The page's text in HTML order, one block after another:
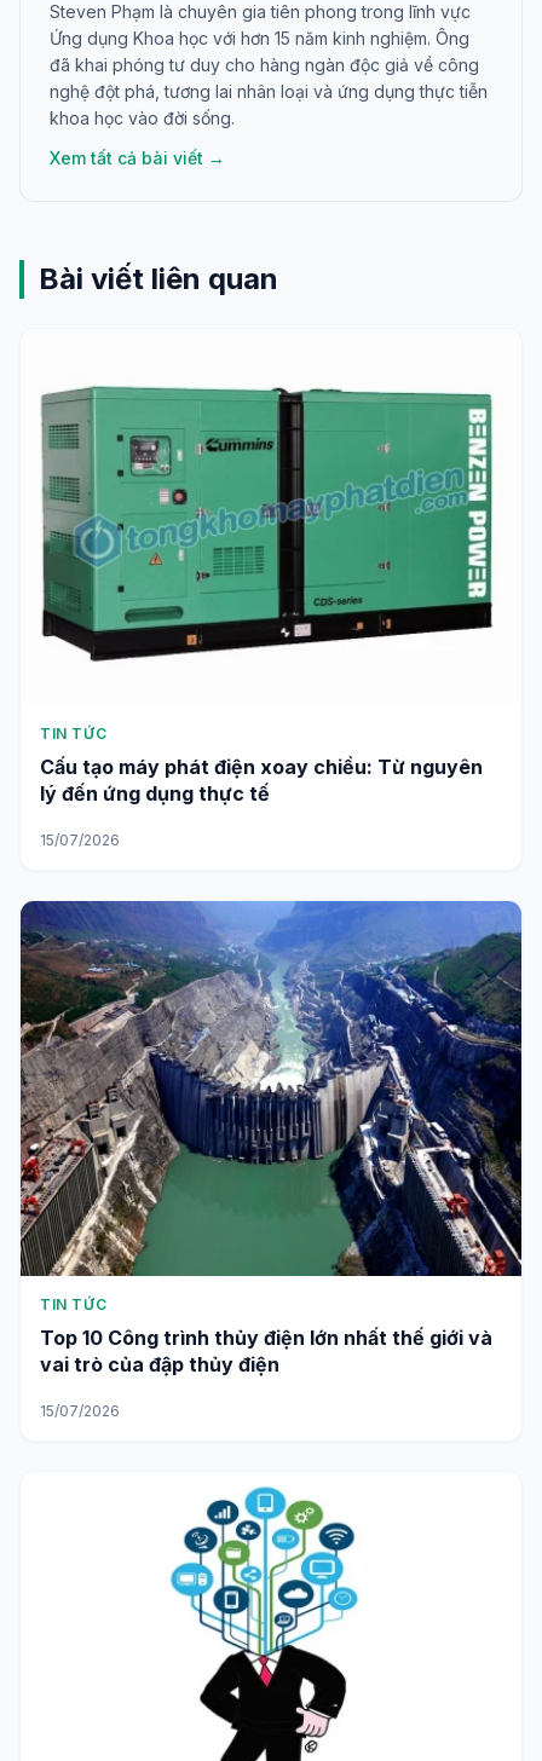
Steven Phạm là chuyên gia tiên phong trong lĩnh vực
Ứng dụng Khoa học với hơn 15 năm kinh nghiệm. Ông
đã khai phóng tư duy cho hàng ngàn độc giả về công
nghệ đột phá, tương lai nhân loại và ứng dụng thực tiễn
khoa học vào đời sống.
Xem tất cả bài viết →
Bài viết liên quan
TIN TỨC
Cấu tạo máy phát điện xoay chiều: Từ nguyên
lý đến ứng dụng thực tế
15/07/2026
TIN TỨC
Top 10 Công trình thủy điện lớn nhất thế giới và
vai trò của đập thủy điện
15/07/2026